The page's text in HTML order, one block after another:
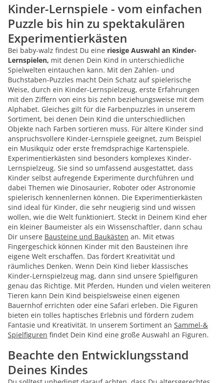
Kinder-Lernspiele - vom einfachen
Puzzle bis hin zu spektakulären
Experimentierkästen
Bei baby-walz findest Du eine riesige Auswahl an Kinder-
Lernspielen, mit denen Dein Kind in unterschiedliche
Spielwelten eintauchen kann. Mit den Zahlen- und
Buchstaben-Puzzles macht Dein Schatz auf spielerische
Weise, durch ein Kinder-Lernspielzeug, erste Erfahrungen
mit den Ziffern von eins bis zehn beziehungsweise mit dem
Alphabet. Gleiches gilt für die Farbenpuzzles in unserem
Sortiment, bei denen Dein Kind die unterschiedlichen
Objekte nach Farben sortieren muss. Für ältere Kinder sind
anspruchsvollere Kinder-Lernspiele geeignet, zum Beispiel
ein Musikquiz oder erste fremdsprachige Kartenspiele.
Experimentierkästen sind besonders komplexes Kinder-
Lernspielzeug. Sie sind so umfassend ausgestattet, dass
Kinder selbst aufregende Experimente durchführen und
dabei Themen wie Dinosaurier, Roboter oder Astronomie
spielerisch kennenlernen können. Die Experimentierkästen
sind ideal für Kinder, die sehr neugierig sind und wissen
wollen, wie die Welt funktioniert. Steckt in Deinem Kind eher
ein kleiner Baumeister als ein Wissenschaftler, dann schau
Dir unsere Bausteine und Baukästen an. Mit etwas
Fingergeschick können Kinder mit den Bausteinen ihre
eigene Welt erschaffen. Das fördert Kreativität und
räumliches Denken. Wenn Dein Kind lieber klassisches
Kinder-Lernspielzeug mag, dann sind unsere Spielfiguren
genau das Richtige. Mit Pferden, Hunden und vielen weiteren
Tieren kann Dein Kind beispielsweise einen eigenen
Bauernhof errichten oder eine Safari erleben. Die Figuren
bieten ein tolles haptisches Erlebnis und fördern zudem
Fantasie und Kreativität. In unserem Sortiment an Sammel-&
Spielfiguren findet Dein Kind eine große Auswahl an Figuren.
Beachte den Entwicklungsstand
Deines Kindes